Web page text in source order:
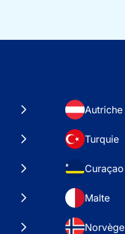
Autriche
Turquie
Curaçao
Malte
Norvège